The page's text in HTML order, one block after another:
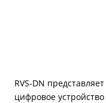
RVS-DN
цифровое устройство